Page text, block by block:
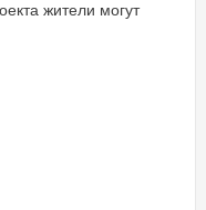
жители могут